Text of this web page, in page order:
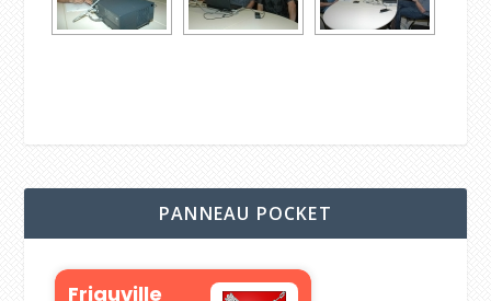
PANNEAU POCKET